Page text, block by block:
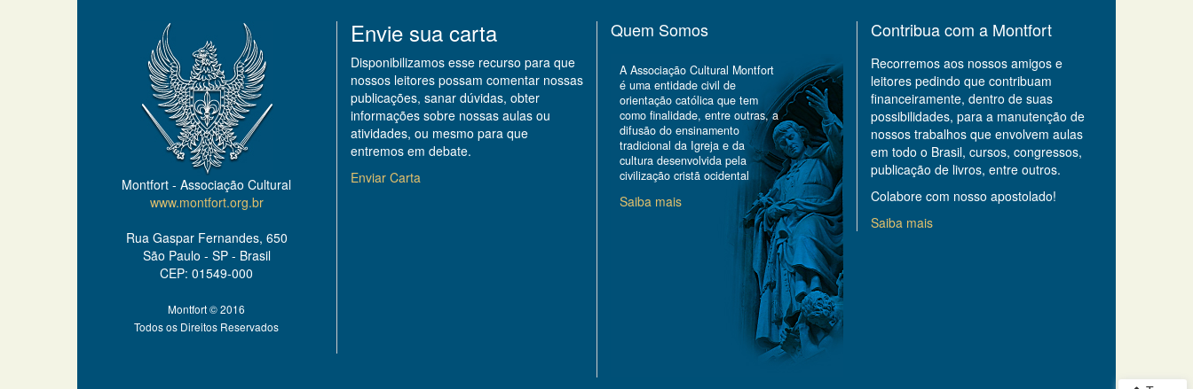
Montfort - Associação Cultural
www.montfort.org.br
Rua Gaspar Fernandes, 650
São Paulo - SP - Brasil
CEP: 01549-000
Montfort © 2016
Todos os Direitos Reservados
Envie sua carta
Disponibilizamos esse recurso para que
nossos leitores possam comentar nossas
publicações, sanar dúvidas, obter
informações sobre nossas aulas ou
atividades, ou mesmo para que
entremos em debate.
Enviar Carta
Quem Somos
A Associação Cultural Montfort
é uma entidade civil de
orientação católica que tem
como finalidade, entre outras, a
difusão do ensinamento
tradicional da Igreja e da
cultura desenvolvida pela
civilização cristã ocidental
Saiba mais
Contribua com a Montfort
Recorremos aos nossos amigos e
leitores pedindo que contribuam
financeiramente, dentro de suas
possibilidades, para a manutenção de
nossos trabalhos que envolvem aulas
em todo o Brasil, cursos, congressos,
publicação de livros, entre outros.
Colabore com nosso apostolado!
Saiba mais